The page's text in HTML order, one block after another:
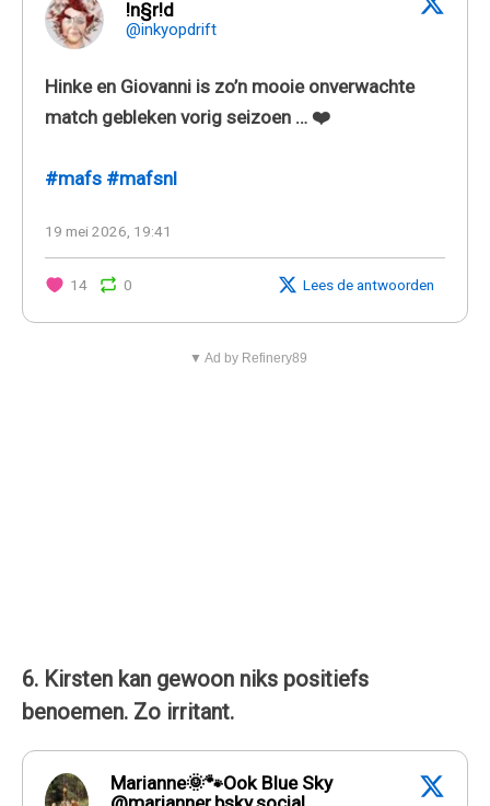
!n§r!d
@inkyopdrift
Hinke en Giovanni is zo’n mooie onverwachte
match gebleken vorig seizoen … ❤️
#mafs #mafsnl
19 mei 2026, 19:41
14 0 Lees de antwoorden
▼ Ad by Refinery89
6. Kirsten kan gewoon niks positiefs
benoemen. Zo irritant.
Marianne🌞🐾Ook Blue Sky